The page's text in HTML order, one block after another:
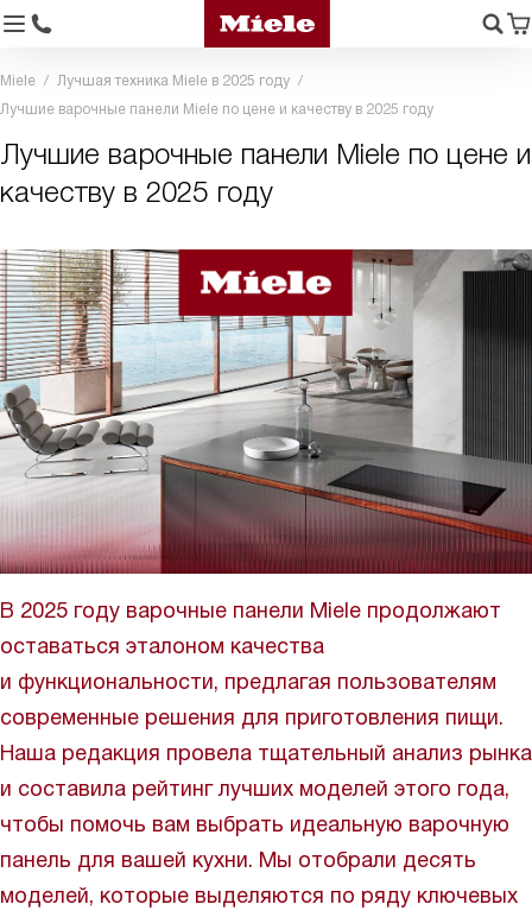
Miele
Лучшая техника Miele в 2025 году
Лучшие варочные панели Miele по цене и качеству в 2025 году
Лучшие варочные панели Miele по цене и
качеству в 2025 году
В 2025 году варочные панели Miele продолжают
оставаться эталоном качества
и функциональности, предлагая пользователям
современные решения для приготовления пищи.
Наша редакция провела тщательный анализ рынка
и составила рейтинг лучших моделей этого года,
чтобы помочь вам выбрать идеальную варочную
панель для вашей кухни. Мы отобрали десять
моделей, которые выделяются по ряду ключевых